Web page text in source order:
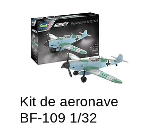
Kit de aeronave
BF-109 1/32